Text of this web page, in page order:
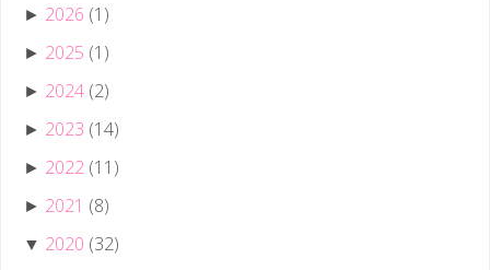
► 2026 (1)
► 2025 (1)
► 2024 (2)
► 2023 (14)
► 2022 (11)
► 2021 (8)
▼ 2020 (32)